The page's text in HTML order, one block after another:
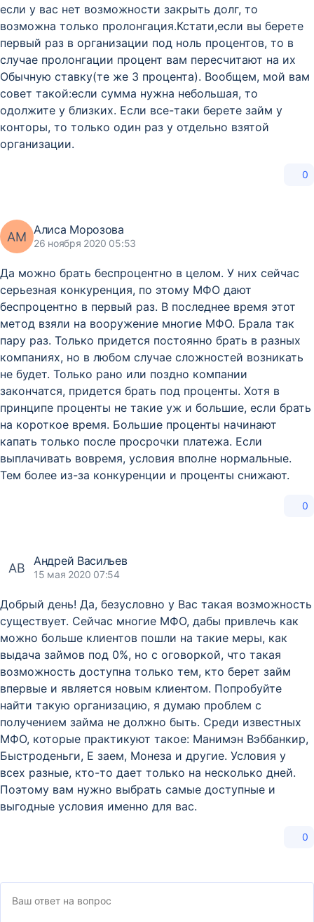
если у вас нет возможности закрыть долг, то
возможна только пролонгация.Кстати,если вы берете
первый раз в организации под ноль процентов, то в
случае пролонгации процент вам пересчитают на их
Обычную ставку(те же 3 процента). Вообщем, мой вам
совет такой:если сумма нужна небольшая, то
одолжите у близких. Если все-таки берете займ у
конторы, то только один раз у отдельно взятой
организации.
0
АМ Алиса Морозова
26 ноября 2020 05:53
Да можно брать беспроцентно в целом. У них сейчас
серьезная конкуренция, по этому МФО дают
беспроцентно в первый раз. В последнее время этот
метод взяли на вооружение многие МФО. Брала так
пару раз. Только придется постоянно брать в разных
компаниях, но в любом случае сложностей возникать
не будет. Только рано или поздно компании
закончатся, придется брать под проценты. Хотя в
принципе проценты не такие уж и большие, если брать
на короткое время. Большие проценты начинают
капать только после просрочки платежа. Если
выплачивать вовремя, условия вполне нормальные.
Тем более из-за конкуренции и проценты снижают.
0
АВ Андрей Васильев
15 мая 2020 07:54
Добрый день! Да, безусловно у Вас такая возможность
существует. Сейчас многие МФО, дабы привлечь как
можно больше клиентов пошли на такие меры, как
выдача займов под 0%, но с оговоркой, что такая
возможность доступна только тем, кто берет займ
впервые и является новым клиентом. Попробуйте
найти такую организацию, я думаю проблем с
получением займа не должно быть. Среди известных
МФО, которые практикуют такое: Манимэн Вэббанкир,
Быстроденьги, Е заем, Монеза и другие. Условия у
всех разные, кто-то дает только на несколько дней.
Поэтому вам нужно выбрать самые доступные и
выгодные условия именно для вас.
0